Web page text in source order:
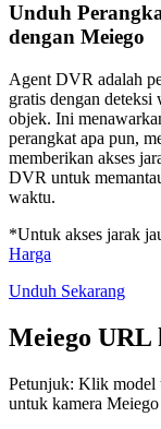
Unduh
dengan Meiego
Agent DVR adalah
gratis dengan deteksi
objek. Ini
perangkat apa pun,
memberikan akses
DVR untuk
waktu.
*Untuk akses jarak
Harga
Unduh Sekarang
Meiego URL
Petunjuk: Klik model
untuk kamera